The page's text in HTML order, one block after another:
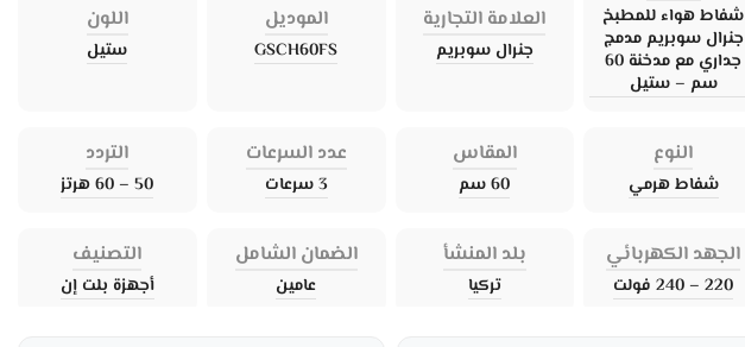
شفاط هواء للمطبخ
جنرال سوبريم مدمج
جداري مع مدخنة 60
سم – ستيل
العلامة التجارية
جنرال سوبريم
الموديل
GSCH60FS
اللون
ستيل
النوع
شفاط هرمي
المقاس
60 سم
عدد السرعات
3 سرعات
التردد
50 – 60 هرتز
الجهد الكهربائي
220 – 240 فولت
بلد المنشأ
تركيا
الضمان الشامل
عامين
التصنيف
أجهزة بلت إن